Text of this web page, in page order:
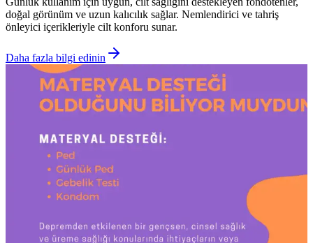
doğal görünüm ve uzun kalıcılık sağlar. Nemlendirici ve tahriş
önleyici içerikleriyle cilt konforu sunar.
Daha fazla bilgi edinin